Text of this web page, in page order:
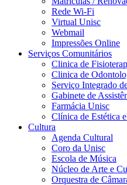
Rede Wi-Fi
Virtual Unisc
Webmail
Impressões Online
Serviços Comunitários
Clinica de
Clinica de
Serviço Integrado
Gabinete de
Farmácia Unisc
Clínica de Estética
Cultura
Agenda Cultural
Coro da Unisc
Escola de Música
Núcleo de Arte e
Orquestra de